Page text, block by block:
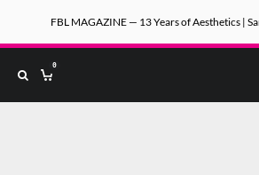
FBL MAGAZINE — 13 Years of Aesthetics |
0